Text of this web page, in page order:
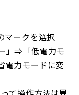
マークを選択
」⇒「低電力モ
電力モードに変